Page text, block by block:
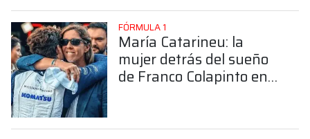
FÓRMULA 1
María Catarineu: la
mujer detrás del sueño
de Franco Colapinto en